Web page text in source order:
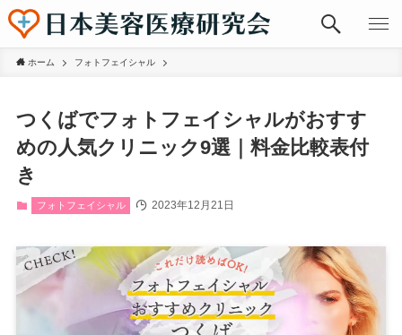
ホーム フォトフェイシャル
つくばでフォトフェイシャルがおすす
めの人気クリニック9選｜料金比較表付
き
フォトフェイシャル 2023年12月21日